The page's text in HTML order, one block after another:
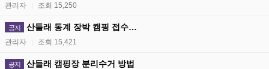
관리자 | 조회 15,250
공지 산들래 동계 장박 캠핑 접수…
관리자 | 조회 15,421
공지 산들래 캠핑장 분리수거 방법